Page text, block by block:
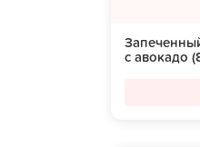
с авокадо